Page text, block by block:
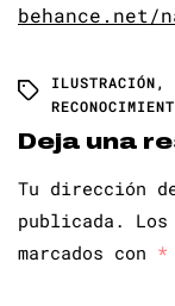
ILUSTRACIÓN,
Deja una
Tu dirección
publicada.
marcados con *